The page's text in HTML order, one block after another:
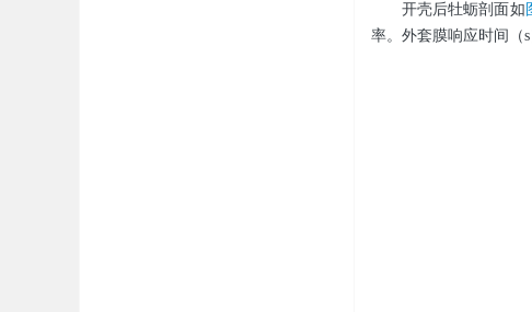
开壳后牡蛎剖面如
率。外套膜响应时间（